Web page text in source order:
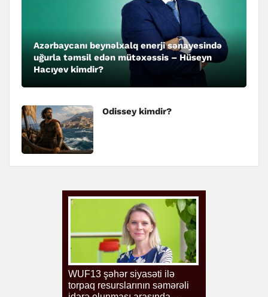
Azərbaycanı beynəlxalq enerji sənayesində
uğurla təmsil edən mütəxəssis – Hüseyn
Hacıyev kimdir?
Odissey kimdir?